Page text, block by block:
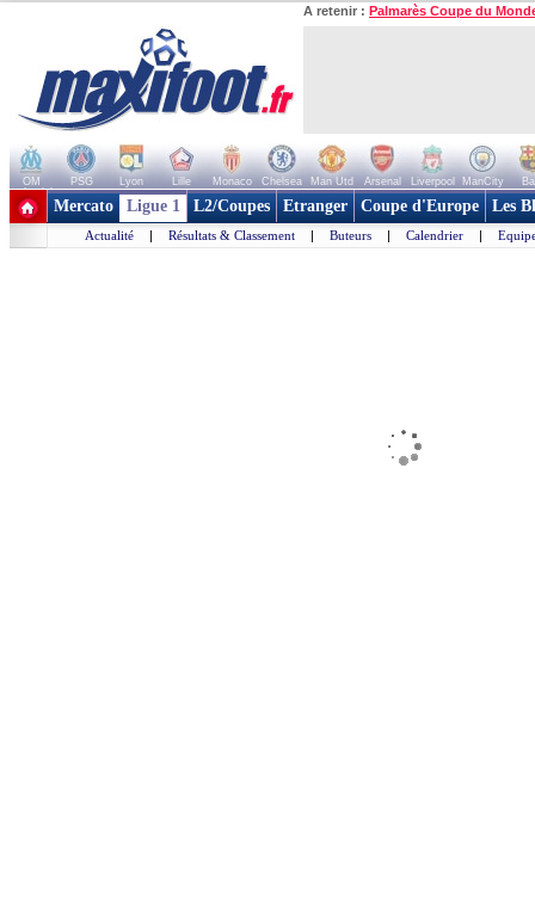
A retenir : Palmarès Coupe du
OM PSG Lyon Lille Monaco Chelsea Man Utd Arsenal Liverpool ManCity
+ de clubs
Mercato Ligue 1 L2/Coupes Etranger Coupe d'Europe Les
Actualité | Résultats & Classement | Buteurs | Calendrier |